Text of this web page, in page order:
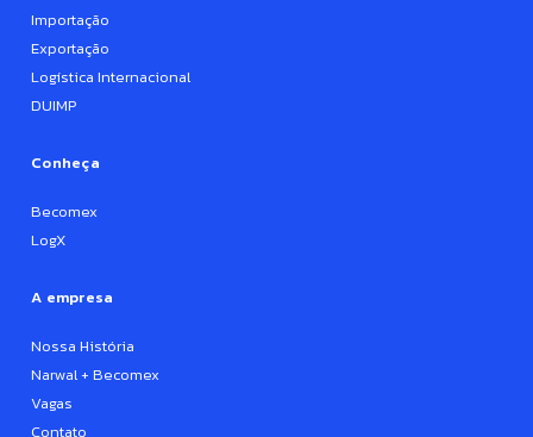
Importação
Exportação
Logística Internacional
DUIMP
Conheça
Becomex
LogX
A empresa
Nossa História
Narwal + Becomex
Vagas
Contato